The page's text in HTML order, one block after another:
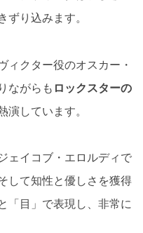
り込みます。
ィクター役のオスカー・
ながらも ロックスターの
演しています。
ェイコブ・エロルディで
して知性と優しさを獲得
「目」で表現し、非常に